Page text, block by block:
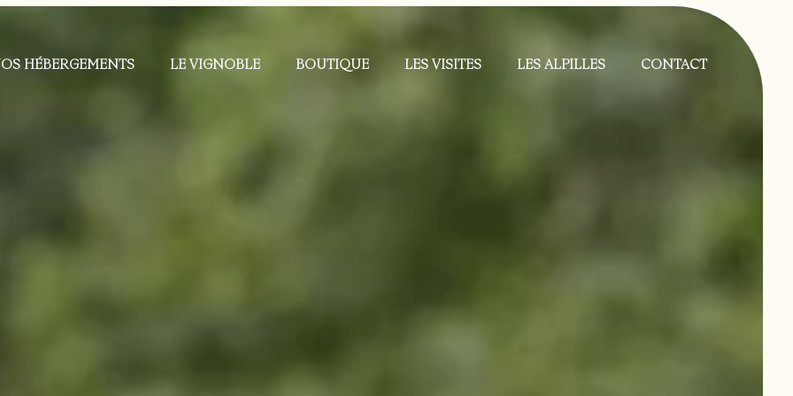
HÉBERGEMENTS LE VIGNOBLE BOUTIQUE LES VISITES LES ALPILLES CONTACT